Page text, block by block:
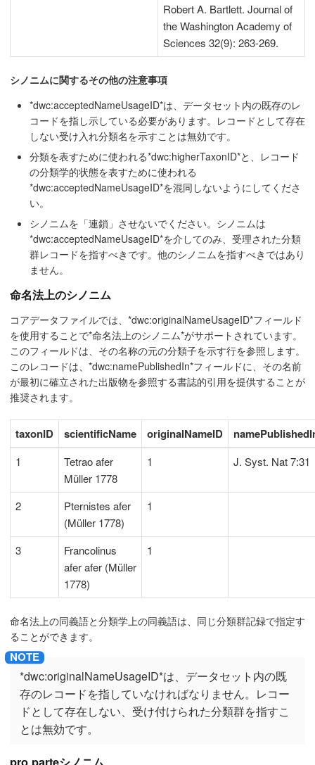
Robert A. Bartlett. Journal of
the Washington Academy of
Sciences 32(9): 263-269.
シノニムに関するその他の注意事項
*dwc:acceptedNameUsageID*は、データセット内の既存のレ
コードを指し示している必要があります。レコードとして存在
しない受け入れ分類名を示すことは無効です。
分類を表すために使われる*dwc:higherTaxonID*と、レコード
の分類学的状態を表すために使われる
*dwc:acceptedNameUsageID*を混同しないようにしてくださ
い。
シノニムを「連鎖」させないでください。シノニムは
*dwc:acceptedNameUsageID*を介してのみ、受理された分類
群レコードを指すべきです。他のシノニムを指すべきではあり
ません。
命名法上のシノニム
コアデータファイルでは、*dwc:originalNameUsageID*フィールド
を使用することで*命名法上のシノニム*がサポートされています。
このフィールドは、その名称の元の分類子を示す行を参照します。
このレコードは、*dwc:namePublishedIn*フィールドに、その名前
が最初に確立された出版物を参照する書誌的引用を提供することが
推奨されます。
taxonID scientificName originalNameID
1
Tetrao afer
Müller 1778
1 J. Syst. Nat 7:31
2
Pternistes afer
(Müller 1778)
1
3
Francolinus
afer afer (Müller
1778)
1
命名法上の同義語と分類学上の同義語は、同じ分類群記録で指定す
ることができます。
*dwc:originalNameUsageID*は、データセット内の既
存のレコードを指していなければなりません。レコー
ドとして存在しない、受け付けられた分類群を指すこ
とは無効です。